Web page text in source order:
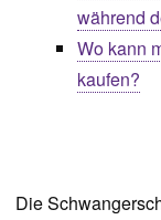
während
Wo kann
kaufen?
Die